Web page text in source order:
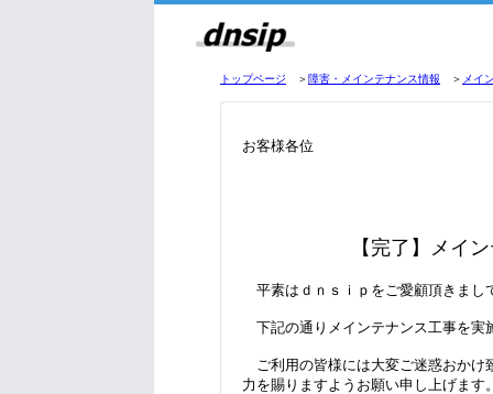
トップページ ＞障害・メインテナンス情報 ＞ メイ
お客様各位
【完了】メイ
平素はｄｎｓｉｐをご愛顧頂きまし
下記の通りメインテナンス工事を実
ご利用の皆様には大変ご迷惑おかけ
力を賜りますようお願い申し上げます